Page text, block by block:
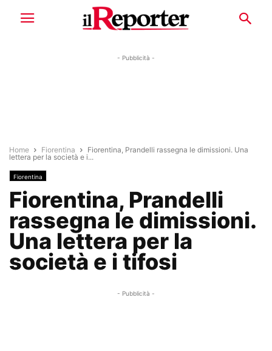
- Pubblicità -
Home Fiorentina
Fiorentina, Prandelli rassegna le dimissioni. Una
lettera per la società e i...
Fiorentina
Fiorentina, Prandelli
rassegna le dimissioni.
Una lettera per la
società e i tifosi
- Pubblicità -